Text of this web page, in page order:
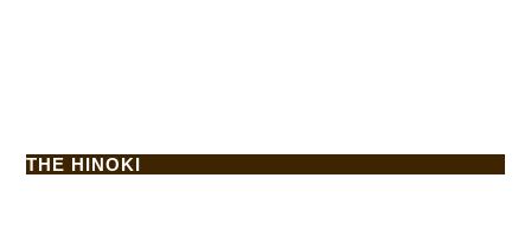
THE HINOKI